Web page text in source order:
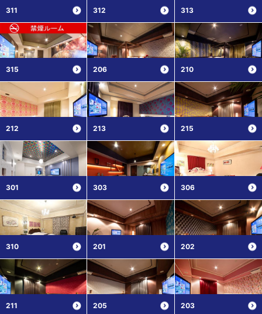
311 312 313
315 206 210
212 213 215
301 303 306
310 201 202
211 205 203